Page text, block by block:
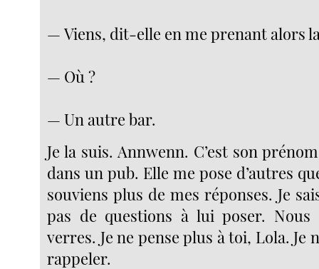
— Viens, dit-elle en me prenant alors
— Où ?
— Un autre bar.
Je la suis. Annwenn. C’est son
dans un pub. Elle me pose d’autres
souviens plus de mes réponses. Je
pas de questions à lui poser. Nous
verres. Je ne pense plus à toi, Lola. Je
rappeler.